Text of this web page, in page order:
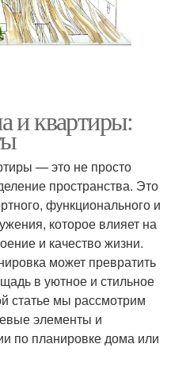
и квартиры:
— это не просто
пространства. Это
функционального и
которое влияет на
и качество жизни.
может превратить
в уютное и стильное
статье мы рассмотрим
элементы и
по планировке дома или